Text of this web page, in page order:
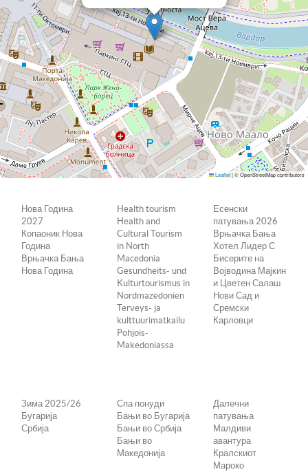
Leaflet|© OpenStreetMap contributors
Нова Година
2027
Копаоник Нова
Година
Врњачка Бања
Нова Година
Health tourism
Health and
Cultural Tourism
in North
Macedonia
Gesundheits- und
Kulturtourismus in
Nordmazedonien
Terveys- ja
kulttuurimatkailu
Pohjois-
Makedoniassa
Есенски
патувања 2026
Врњачка Бања
Хотел Лидер С
Бисерите на
Војводина Мајкин
и Цветен Салаш
Нови Сад и
Сремски
Карловци
Зима 2025/26
Бугарија
Србија
Спа понуди
Бањи во Бугарија
Бањи во Србија
Бањи во
Македонија
Далечни
патувања
Малдиви
авантура
Кралскиот
Мароко